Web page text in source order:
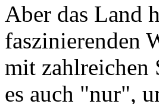
Aber das Land
faszinierenden
mit zahlreichen
es auch "nur",